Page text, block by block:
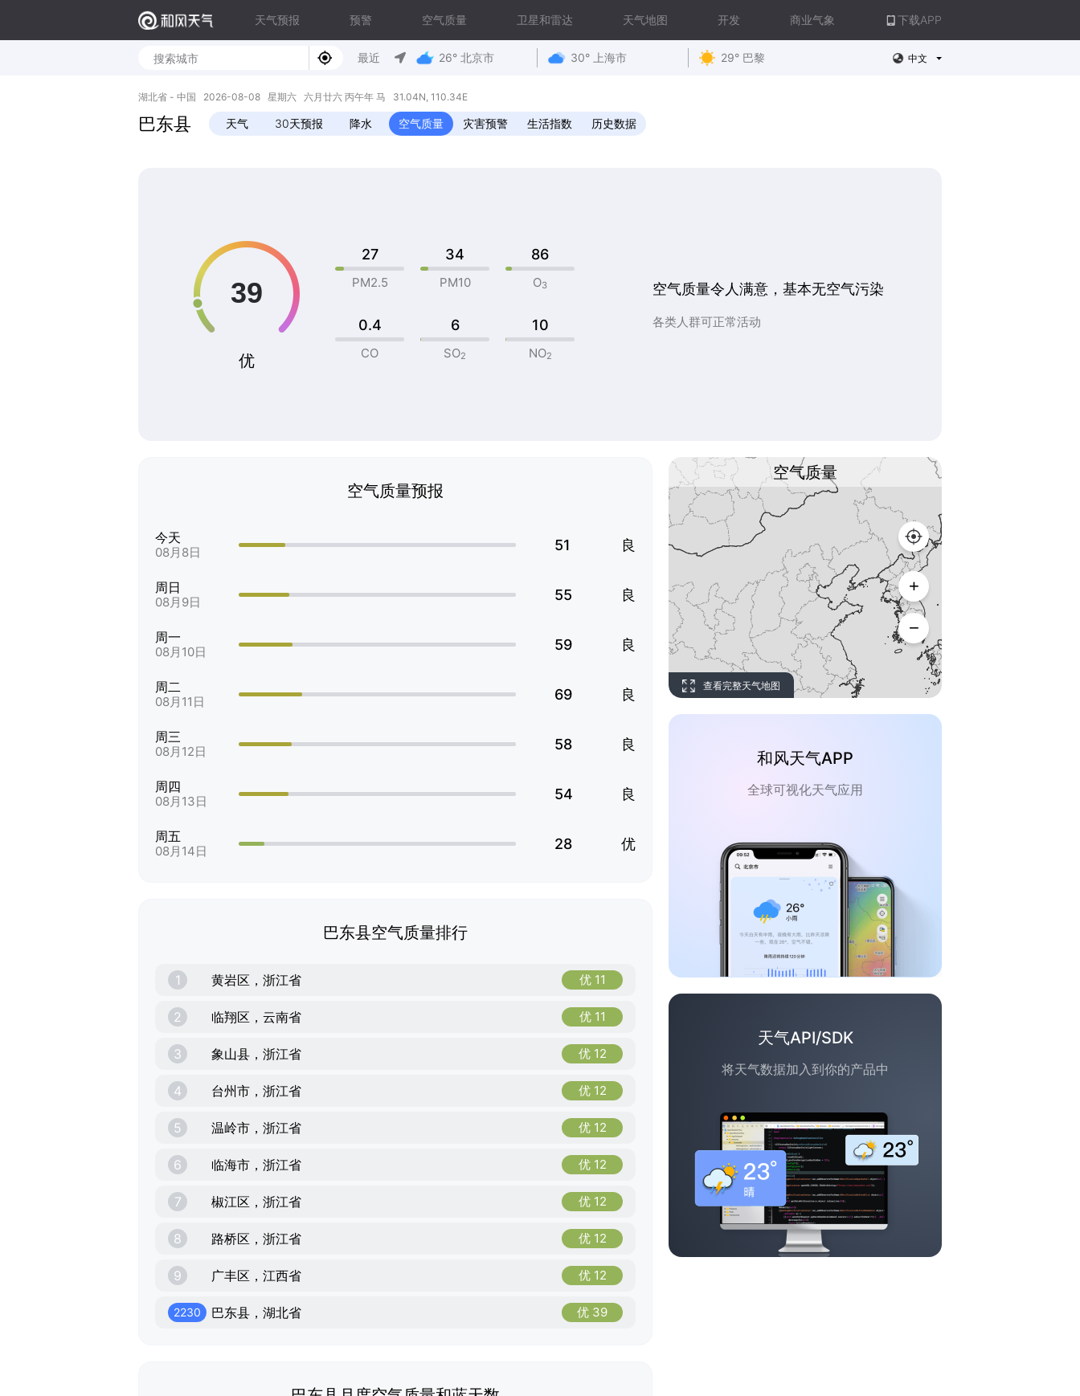
天气预报 预警 空气质量 卫星和雷达 天气地图 开发 商业气象 下载APP
最近 26° 北京市 30° 上海市 29° 巴黎 中文
湖北省 - 中国 2026-08-08 星期六 六月廿六 丙午年 马 31.04N, 110.34E
巴东县 天气 30天预报 降水 空气质量 灾害预警 生活指数 历史数据
优
27
PM2.5
34
PM10
86
O3
0.4
CO
6
SO2
10
NO2
空气质量令人满意，基本无空气污染
各类人群可正常活动
空气质量预报
今天
08月8日 51 良
周日
08月9日 55 良
周一
08月10日 59 良
周二
08月11日 69 良
周三
08月12日 58 良
周四
08月13日 54 良
周五
08月14日 28 优
巴东县空气质量排行
1 黄岩区，浙江省 优 11
2 临翔区，云南省 优 11
3 象山县，浙江省 优 12
4 台州市，浙江省 优 12
5 温岭市，浙江省 优 12
6 临海市，浙江省 优 12
7 椒江区，浙江省 优 12
8 路桥区，浙江省 优 12
9 广丰区，江西省 优 12
2230 巴东县，湖北省 优 39
空气质量
查看完整天气地图
和风天气APP
全球可视化天气应用
天气API/SDK
将天气数据加入到你的产品中